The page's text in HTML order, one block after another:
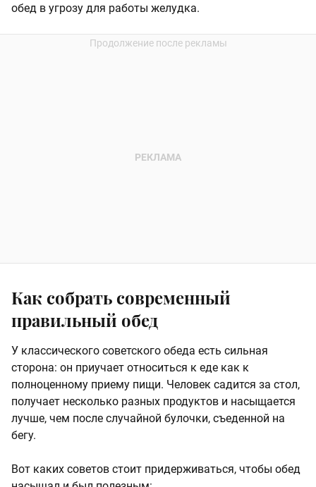
обед в угрозу для работы желудка.
Как собрать современный
правильный обед
У классического советского обеда есть сильная
сторона: он приучает относиться к еде как к
полноценному приему пищи. Человек садится за стол,
получает несколько разных продуктов и насыщается
лучше, чем после случайной булочки, съеденной на
бегу.
Вот каких советов стоит придерживаться, чтобы обед